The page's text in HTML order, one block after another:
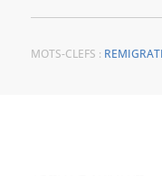
MOTS-CLEFS :